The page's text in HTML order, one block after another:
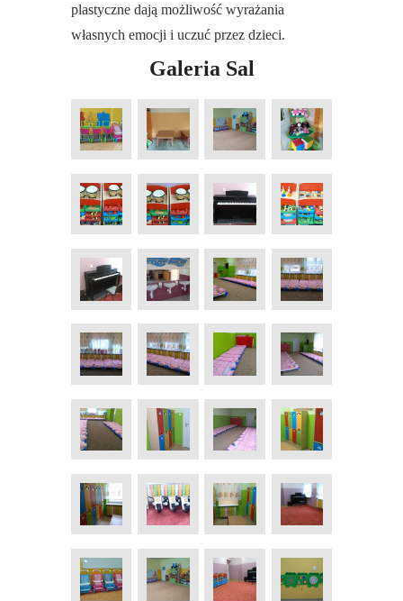
plastyczne dają możliwość wyrażania
własnych emocji i uczuć przez dzieci.
Galeria Sal